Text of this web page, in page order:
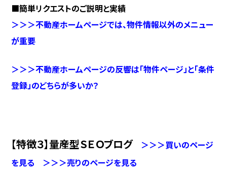
■簡単リクエストのご説明と実績
＞＞＞不動産ホームページでは、物件情報以外のメニュー
が重要
＞＞＞不動産ホームページの反響は「物件ページ」と「条件
登録」のどちらが多いか？
【特徴３】量産型ＳＥＯブログ
＞＞＞買いのページ
を見る
＞＞＞売りのページを見る